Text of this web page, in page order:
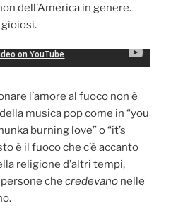
dell’America in genere.
l’amore al fuoco non è
musica pop come in “you
burning love” o “it’s
è il fuoco che c’è accanto
religione d’altri tempi,
che credevano nelle